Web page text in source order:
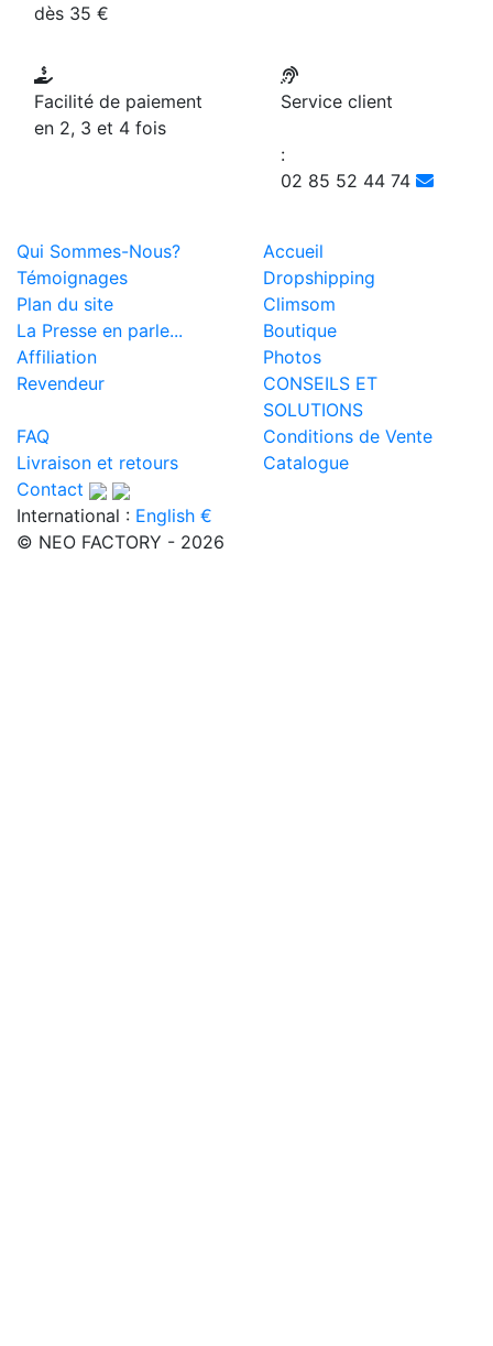
dès 35 €
Facilité de paiement
en 2, 3 et 4 fois
Service client
:
02 85 52 44 74
Qui Sommes-Nous?
Accueil
Témoignages
Dropshipping
Plan du site
Climsom
La Presse en parle...
Boutique
Affiliation
Photos
Revendeur
CONSEILS ET
SOLUTIONS
FAQ
Conditions de Vente
Livraison et retours
Catalogue
Contact
International : English €
© NEO FACTORY - 2026